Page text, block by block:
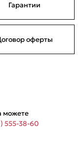
17 сентября
Гарантии
оферты
можете
555-38-60